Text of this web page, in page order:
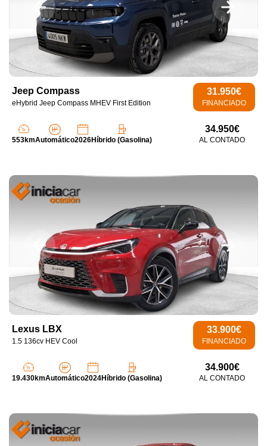
Jeep Compass
eHybrid Jeep Compass MHEV First Edition
31.950€
FINANCIADO
553kmAutomático2026Híbrido (Gasolina)
34.950€
AL CONTADO
Lexus LBX
1.5 136cv HEV Cool
33.900€
FINANCIADO
19.430kmAutomático2024Híbrido (Gasolina)
34.900€
AL CONTADO